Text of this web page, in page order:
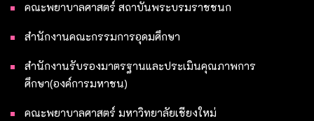
คณะพยาบาลศาสตร์ สถาบันพระบรมราชชนก
สำนักงานคณะกรรมการอุดมศึกษา
สำนักงานรับรองมาตรฐานและประเมินคุณภาพการ
ศึกษา(องค์การมหาชน)
คณะพยาบาลศาสตร์ มหาวิทยาลัยเชียงใหม่